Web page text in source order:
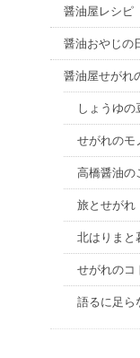
醤油屋レシピ
醤油おやじの
醤油屋せがれ
しょうゆの
せがれのモ
高橋醤油の
旅とせがれ
北はりまと
せがれのコ
語るに足ら